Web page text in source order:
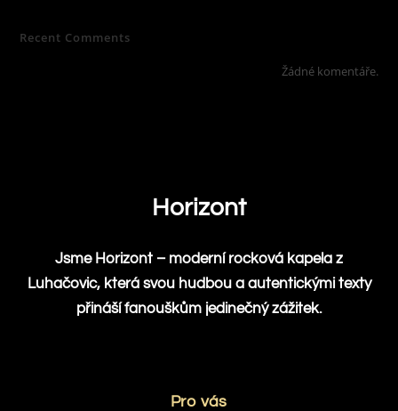
Recent Comments
Žádné komentáře.
Horizont
Jsme Horizont – moderní rocková kapela z
Luhačovic, která svou hudbou a autentickými texty
přináší fanouškům jedinečný zážitek.
Pro vás